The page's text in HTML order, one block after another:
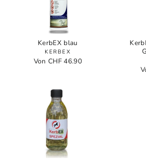
KerbEX blau
KERBEX
Von CHF 46.90